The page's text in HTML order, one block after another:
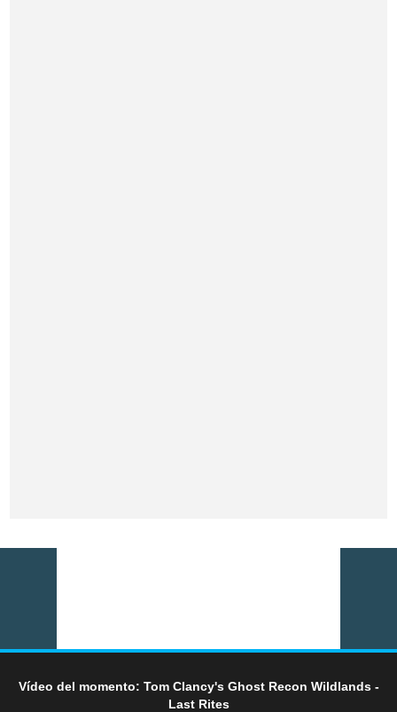
Vídeo del momento: Tom Clancy's Ghost Recon Wildlands -
Last Rites